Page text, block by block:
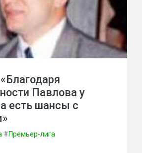
Павлова у
есть шансы с
#Премьер-лига